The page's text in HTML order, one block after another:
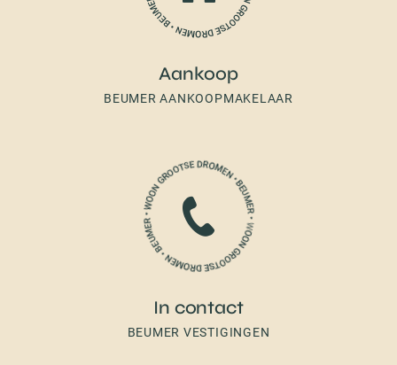
Aankoop
BEUMER AANKOOPMAKELAAR
In contact
BEUMER VESTIGINGEN